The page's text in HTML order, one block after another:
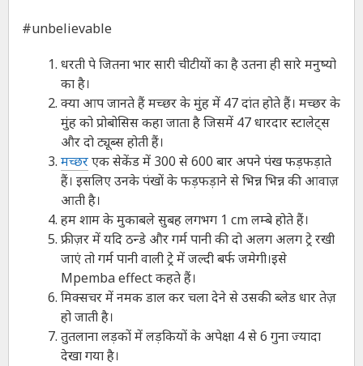
#unbelievable
धरती पे जितना भार सारी चीटीयों का है उतना ही सारे मनुष्यो
का है।
क्या आप जानते हैं मच्‍छर के मुंह में 47 दांत होते हैं। मच्छर के
मुंह को प्रोबोसिस कहा जाता है जिसमें 47 धारदार स्टालेट्स
और दो ट्यूब्स होती हैं।
मच्छरएक सेकेंड में 300 से 600 बार अपने पंख फड़फड़ाते
हैं। इसलिए उनके पंखों के फड़फड़ाने से भिन्न भिन्न की आवाज़
आती है।
हम शाम के मुकाबले सुबह लगभग 1 cm लम्बे होते हैं।
फ्रीज़र में यदि ठन्डे और गर्म पानी की दो अलग अलग ट्रे रखी
जाएं तो गर्म पानी वाली ट्रे में जल्दी बर्फ जमेगी।इसे
Mpemba effect कहते हैं।
मिक्सचर में नमक डाल कर चला देने से उसकी ब्लेड धार तेज़
हो जाती है।
तुतलाना लड़कों में लड़कियों के अपेक्षा 4 से 6 गुना ज्यादा
देखा गया है।